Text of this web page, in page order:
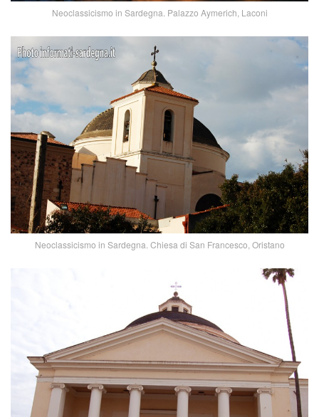
Neoclassicismo in Sardegna. Palazzo Aymerich, Laconi
Neoclassicismo in Sardegna. Chiesa di San Francesco, Oristano